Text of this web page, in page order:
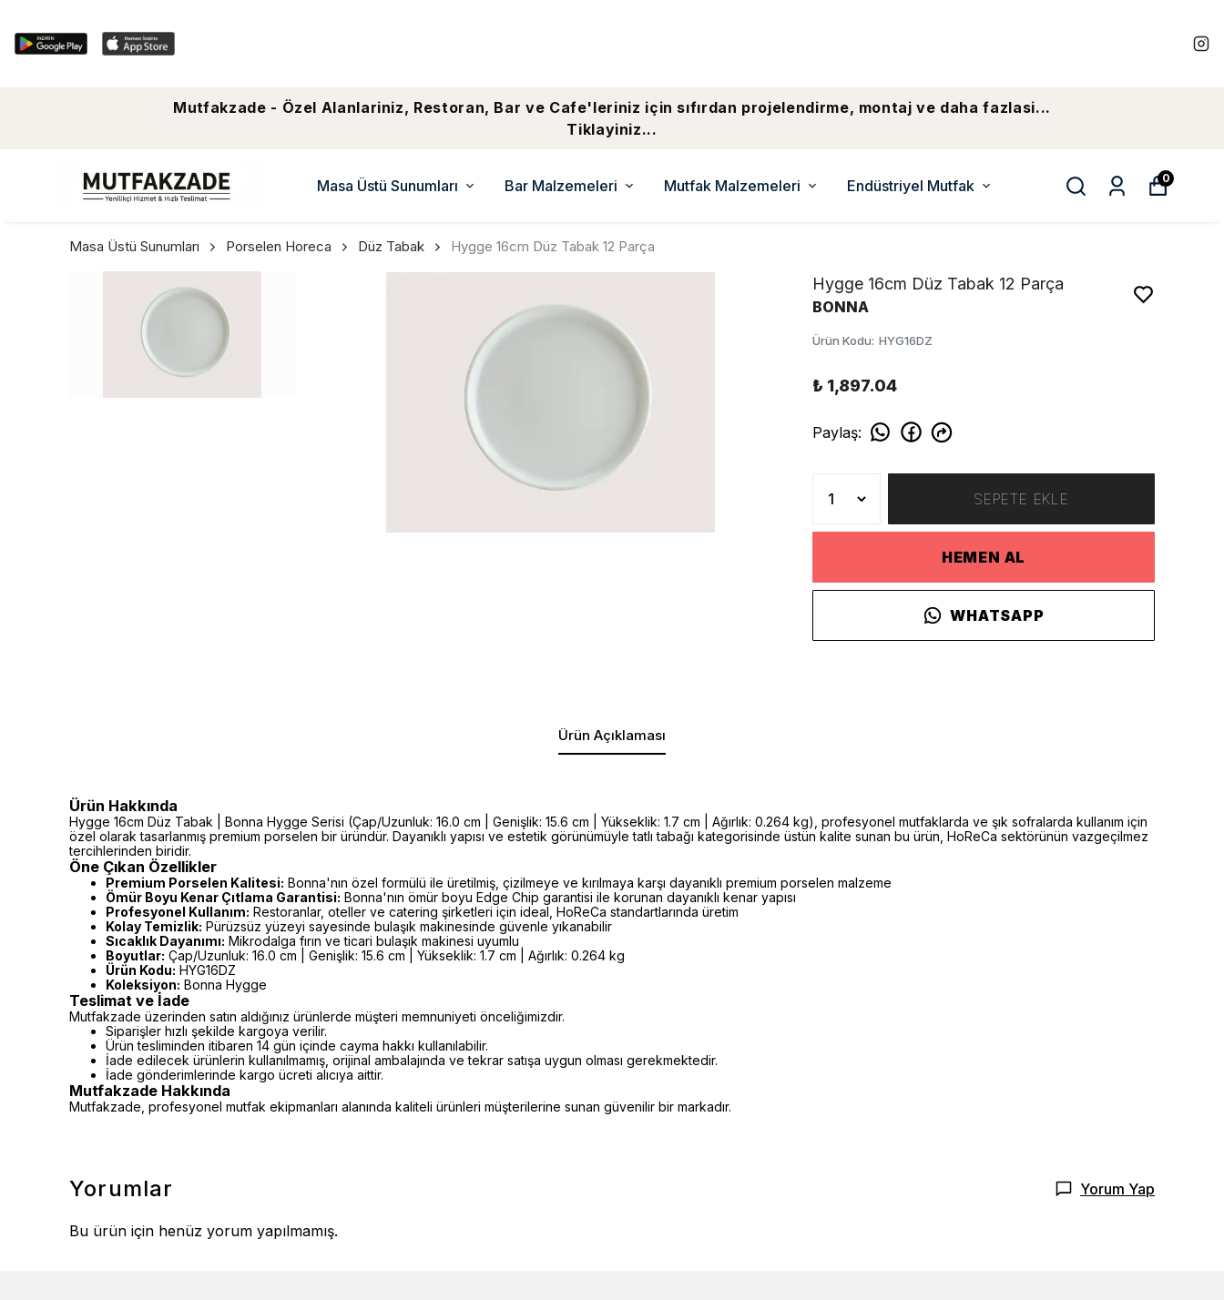
Mutfakzade - Özel Alanlariniz, Restoran, Bar ve Cafe'leriniz için sıfırdan projelendirme, montaj ve daha fazlasi...
Tiklayiniz...
Masa Üstü Sunumları Bar Malzemeleri Mutfak Malzemeleri Endüstriyel Mutfak 0
Masa Üstü Sunumları Porselen Horeca Düz Tabak Hygge 16cm Düz Tabak 12 Parça
Hygge 16cm Düz Tabak 12 Parça
BONNA
Ürün Kodu: HYG16DZ
₺ 1,897.04
Paylaş:
SEPETE EKLE
HEMEN AL
WHATSAPP
Ürün Açıklaması
Ürün Hakkında
Hygge 16cm Düz Tabak | Bonna Hygge Serisi (Çap/Uzunluk: 16.0 cm | Genişlik: 15.6 cm | Yükseklik: 1.7 cm | Ağırlık: 0.264 kg), profesyonel mutfaklarda ve şık sofralarda kullanım için
özel olarak tasarlanmış premium porselen bir üründür. Dayanıklı yapısı ve estetik görünümüyle tatlı tabağı kategorisinde üstün kalite sunan bu ürün, HoReCa sektörünün vazgeçilmez
tercihlerinden biridir.
Öne Çıkan Özellikler
Premium Porselen Kalitesi: Bonna'nın özel formülü ile üretilmiş, çizilmeye ve kırılmaya karşı dayanıklı premium porselen malzeme
Ömür Boyu Kenar Çıtlama Garantisi: Bonna'nın ömür boyu Edge Chip garantisi ile korunan dayanıklı kenar yapısı
Profesyonel Kullanım: Restoranlar, oteller ve catering şirketleri için ideal, HoReCa standartlarında üretim
Kolay Temizlik: Pürüzsüz yüzeyi sayesinde bulaşık makinesinde güvenle yıkanabilir
Sıcaklık Dayanımı: Mikrodalga fırın ve ticari bulaşık makinesi uyumlu
Boyutlar: Çap/Uzunluk: 16.0 cm | Genişlik: 15.6 cm | Yükseklik: 1.7 cm | Ağırlık: 0.264 kg
Ürün Kodu: HYG16DZ
Koleksiyon: Bonna Hygge
Teslimat ve İade
Mutfakzade üzerinden satın aldığınız ürünlerde müşteri memnuniyeti önceliğimizdir.
Siparişler hızlı şekilde kargoya verilir.
Ürün tesliminden itibaren 14 gün içinde cayma hakkı kullanılabilir.
İade edilecek ürünlerin kullanılmamış, orijinal ambalajında ve tekrar satışa uygun olması gerekmektedir.
İade gönderimlerinde kargo ücreti alıcıya aittir.
Mutfakzade Hakkında
Mutfakzade, profesyonel mutfak ekipmanları alanında kaliteli ürünleri müşterilerine sunan güvenilir bir markadır.
Yorumlar Yorum Yap
Bu ürün için henüz yorum yapılmamış.